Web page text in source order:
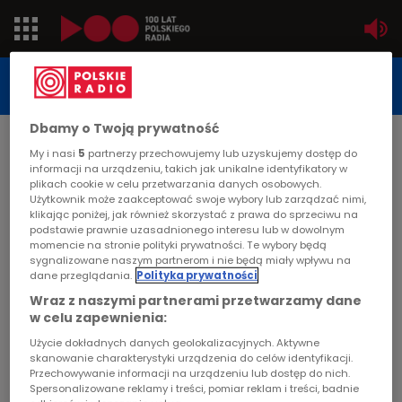
Jedynka
Dwójka
Trójka
Czwórka
PR24
Poland
Kierowcy
Dzieci
STUDIO REPORTAŻU
POLSKIEGO RADIA
2003-05-15
STRONA GŁÓWNA>ARTYKUŁ
Bez uprawnień
STUDIO REPORTAŻU I DOKUMENTU
Bez uprawnień
Dbamy o Twoją prywatność
My i nasi 5 partnerzy przechowujemy lub uzyskujemy dostęp do
informacji na urządzeniu, takich jak unikalne identyfikatory w
plikach cookie w celu przetwarzania danych osobowych.
Użytkownik może zaakceptować swoje wybory lub zarządzać nimi,
klikając poniżej, jak również skorzystać z prawa do sprzeciwu na
podstawie prawnie uzasadnionego interesu lub w dowolnym
momencie na stronie polityki prywatności. Te wybory będą
sygnalizowane naszym partnerom i nie będą miały wpływu na
dane przeglądania. Polityka prywatności
Wraz z naszymi partnerami przetwarzamy dane
w celu zapewnienia:
Użycie dokładnych danych geolokalizacyjnych. Aktywne
skanowanie charakterystyki urządzenia do celów identyfikacji.
Przechowywanie informacji na urządzeniu lub dostęp do nich.
Spersonalizowane reklamy i treści, pomiar reklam i treści, badnie